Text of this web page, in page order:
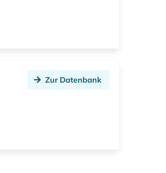
Zur Datenbank